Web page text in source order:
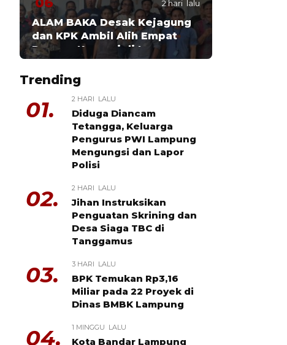
2 hari lalu
ALAM BAKA Desak Kejagung
dan KPK Ambil Alih Empat
Dugaan Korupsi di Lampung
Trending
01. 2 HARI LALU
Diduga Diancam
Tetangga, Keluarga
Pengurus PWI Lampung
Mengungsi dan Lapor
Polisi
02. 2 HARI LALU
Jihan Instruksikan
Penguatan Skrining dan
Desa Siaga TBC di
Tanggamus
03. 3 HARI LALU
BPK Temukan Rp3,16
Miliar pada 22 Proyek di
Dinas BMBK Lampung
04. 1 MINGGU LALU
Kota Bandar Lampung